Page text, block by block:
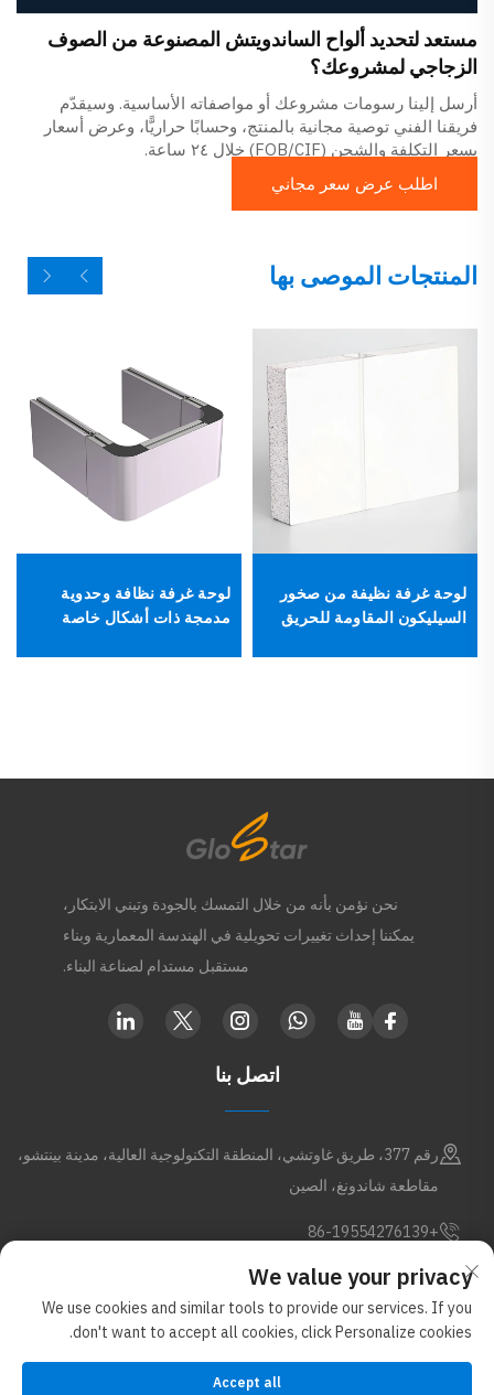
مستعد لتحديد ألواح الساندويتش المصنوعة من الصوف
الزجاجي لمشروعك؟
أرسل إلينا رسومات مشروعك أو مواصفاته الأساسية. وسيقدّم
فريقنا الفني توصية مجانية بالمنتج، وحسابًا حراريًّا، وعرض أسعار
بسعر التكلفة والشحن (FOB/CIF) خلال ٢٤ ساعة.
اطلب عرض سعر مجاني
المنتجات الموصى بها
لوحة غرفة نظيفة من صخور
السيليكون المقاومة للحريق
لوحة غرفة نظافة وحدوية
مدمجة ذات أشكال خاصة
نحن نؤمن بأنه من خلال التمسك بالجودة وتبني الابتكار،
يمكننا إحداث تغييرات تحويلية في الهندسة المعمارية وبناء
مستقبل مستدام لصناعة البناء.
اتصل بنا
رقم 377، طريق غاوتشي، المنطقة التكنولوجية العالية، مدينة بينتشو،
مقاطعة شاندونغ، الصين
+86-19554276139
[email protected]
حقوق الطبع والنشر © شركة شاندونغ أبكس للمعادن المحدودة. جميع الحقوق
محفوظة (ضمن مجموعة غلوستار للمواد الجديدة)
We value your privacy
We use cookies and similar tools to provide our services. If you
don't want to accept all cookies, click Personalize cookies.
Accept all